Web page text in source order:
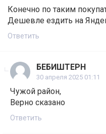
Конечно по таким
Дешевле ездить на
Ответить
БЕБИШТЕРН
30 апреля 2025 01:11
Чужой район,
Верно сказано
Ответить